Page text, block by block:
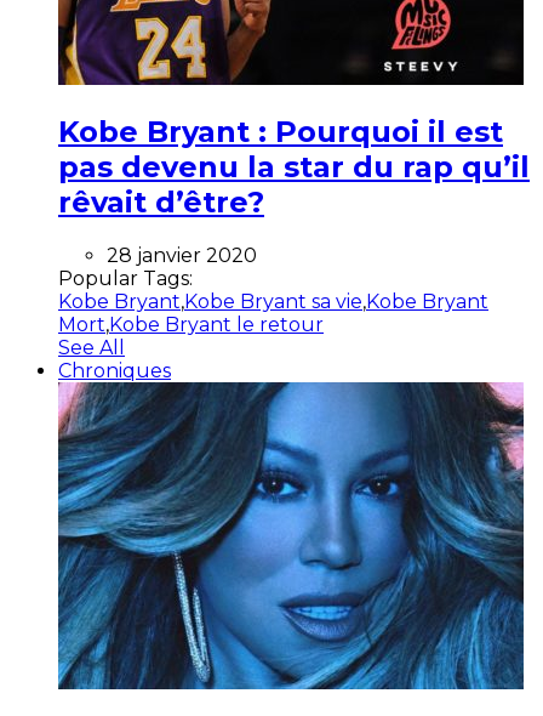
Kobe Bryant : Pourquoi il est
pas devenu la star du rap qu’il
rêvait d’être?
28 janvier 2020
Popular Tags:
Kobe Bryant,Kobe Bryant sa vie,Kobe Bryant
Mort,Kobe Bryant le retour
See All
Chroniques